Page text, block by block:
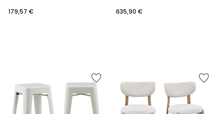
179,57 €
635,90 €